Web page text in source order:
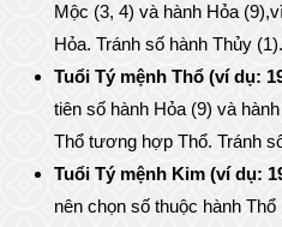
Mộc (3, 4) và hành Hỏa
Hỏa. Tránh số hành Thủy (1).
Tuổi Tý mệnh Thổ (ví dụ:
tiên số hành Hỏa (9) và
Thổ tương hợp Thổ. Tránh
Tuổi Tý mệnh Kim (ví dụ:
nên chọn số thuộc hành